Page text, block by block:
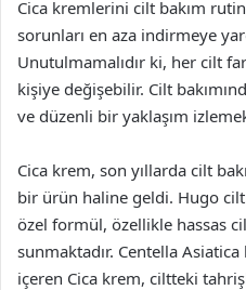
Cica kremlerini cilt bakım
sorunları en aza indirmeye
Unutulmamalıdır ki, her cilt
kişiye değişebilir. Cilt
ve düzenli bir yaklaşım
Cica krem, son yıllarda cilt
bir ürün haline geldi. Hugo
özel formül, özellikle hassas
sunmaktadır. Centella
içeren Cica krem, ciltteki